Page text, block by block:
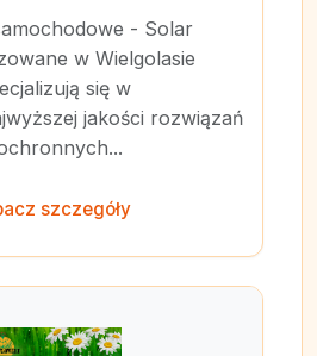
- Solar
w Wielgolasie
się w
jakości rozwiązań
szczegóły